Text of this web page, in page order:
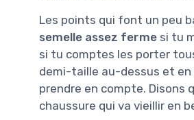
Les points qui font un peu
semelle assez ferme si tu
si tu comptes les porter
demi-taille au-dessus et
prendre en compte. Disons
chaussure qui va vieillir en